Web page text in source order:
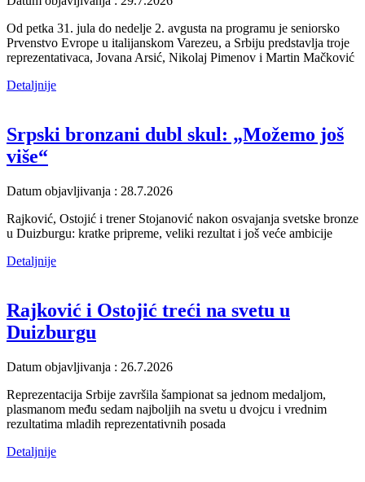
Od petka 31. jula do nedelje 2. avgusta na programu je seniorsko
Prvenstvo Evrope u italijanskom Varezeu, a Srbiju predstavlja troje
reprezentativaca, Jovana Arsić, Nikolaj Pimenov i Martin Mačković
Detaljnije
Srpski bronzani dubl skul: „Možemo još
više“
Datum objavljivanja : 28.7.2026
Rajković, Ostojić i trener Stojanović nakon osvajanja svetske bronze
u Duizburgu: kratke pripreme, veliki rezultat i još veće ambicije
Detaljnije
Rajković i Ostojić treći na svetu u
Duizburgu
Datum objavljivanja : 26.7.2026
Reprezentacija Srbije završila šampionat sa jednom medaljom,
plasmanom među sedam najboljih na svetu u dvojcu i vrednim
rezultatima mladih reprezentativnih posada
Detaljnije